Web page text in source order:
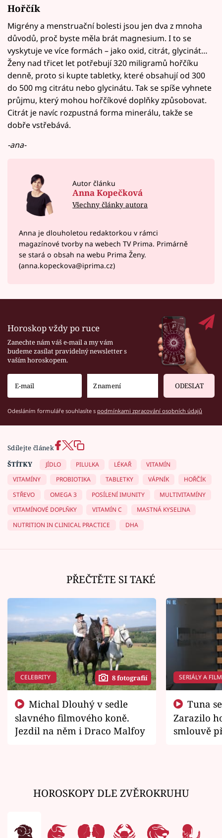
Hořčík
Migrény a menstruační bolesti jsou jen dva z mnoha
důvodů, proč byste měla brát magnesium. I to se
vyskytuje ve více formách – jako oxid, citrát, glycinát…
Ženy nad třicet let potřebují 320 miligramů hořčíku
denně, proto si kupte tabletky, které obsahují od 300
do 500 mg citrátu nebo glycinátu. Tak se spíše vyhnete
průjmu, který mohou hořčíkové doplňky způsobovat.
Citrát je navíc rozpustná forma minerálu, takže se
dobře vstřebává.
-ana-
Autor článku
Anna Kopečková
Všechny články autora
Anna je dlouholetou redaktorkou v rámci
magazínové tvorby na webech TV Prima. Primárně
se stará o obsah na webu Prima Ženy.
(anna.kopeckova@iprima.cz)
Horoskop vždy po ruce
Zanechte nám váš e-mail a my vám
budeme zasílat pravidelný newsletter s
vaším horoskopem.
ODESLAT
Odesláním formuláře souhlasíte s podmínkami zpracování osobních údajů
Sdílejte článek
ŠTÍTKY
JÍDLO PILULKA LÉKAŘ
VITAMÍN
VITAMÍNY
PROBIOTIKA TABLETKY VÁPNÍK
HOŘČÍK
STŘEVO
OMEGA 3 POSÍLENÍ IMUNITY
MULTIVITAMÍNY
VITAMÍNOVÉ DOPLŇKY
VITAMÍN C
MASTNÁ KYSELINA
NUTRITION IN CLINICAL PRACTICE
DHA
PŘEČTĚTE SI TAKÉ
CELEBRITY 8 fotografií
slavného filmového koně.
Jezdil na něm i Draco Malfoy
SERIÁLY A
Zarazilo
smlouvě
HOROSKOPY DLE ZVĚROKRUHU